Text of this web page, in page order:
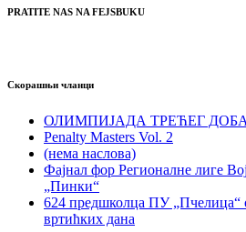
PRATITE NAS NA FEJSBUKU
Скорашњи чланци
ОЛИМПИЈАДА ТРЕЋЕГ
Penalty Masters Vol. 2
(нема наслова)
Фајнал фор Регионалне лиге
„Пинки“
624 предшколца ПУ „Пчелица“
вртићких дана